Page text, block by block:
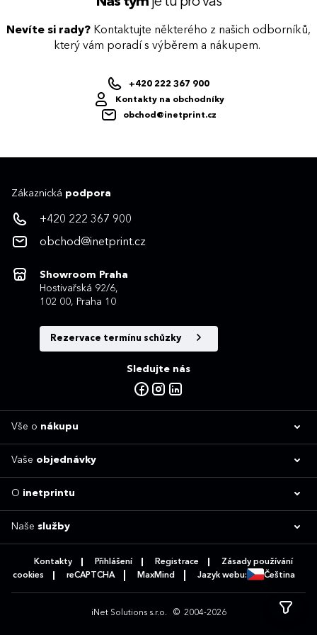
technologii potisku s ohledem na design i
Nevíte si rady? Kontaktujte některého z našich odborníků,
který vám poradí s výběrem a nákupem.
+420 222 367 900
Kontakty na obchodníky
obchod@inetprint.cz
Zákaznická podpora
+420 222 367 900
obchod@inetprint.cz
Showroom Praha
Hostivařská 92/6,
102 00, Praha 10
Rezervace termínu schůzky
Sledujte nás
Vše o nákupu
Vaše objednávky
O inetprintu
Naše služby
Kontakty Přihlášení Registrace
Zásady používání
cookies
reCAPTCHA MaxMind Jazyk webu: Čeština
iNet Solutions s.r.o. © 2004-2026